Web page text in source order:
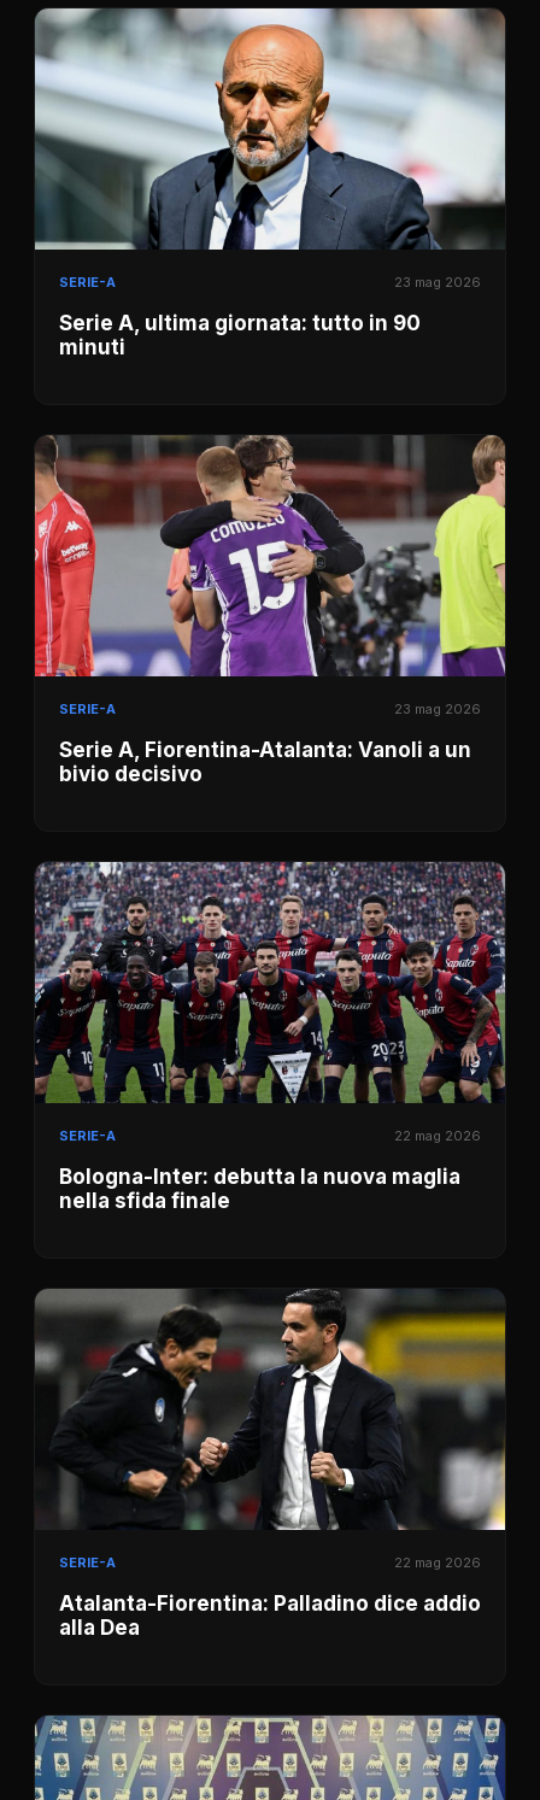
SERIE-A 23 mag 2026
Serie A, ultima giornata: tutto in 90
minuti
SERIE-A 23 mag 2026
Serie A, Fiorentina-Atalanta: Vanoli a un
bivio decisivo
SERIE-A 22 mag 2026
Bologna-Inter: debutta la nuova maglia
nella sfida finale
SERIE-A 22 mag 2026
Atalanta-Fiorentina: Palladino dice addio
alla Dea